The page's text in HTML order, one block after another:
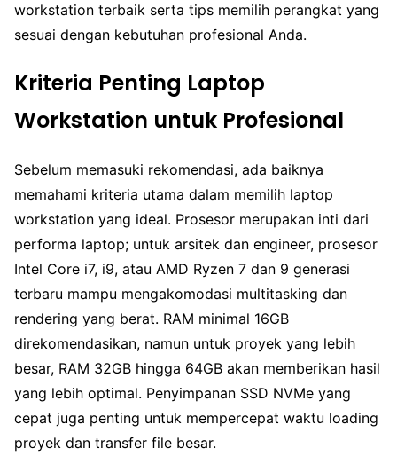
workstation terbaik serta tips memilih perangkat yang
sesuai dengan kebutuhan profesional Anda.
Kriteria Penting Laptop
Workstation untuk Profesional
Sebelum memasuki rekomendasi, ada baiknya
memahami kriteria utama dalam memilih laptop
workstation yang ideal. Prosesor merupakan inti dari
performa laptop; untuk arsitek dan engineer, prosesor
Intel Core i7, i9, atau AMD Ryzen 7 dan 9 generasi
terbaru mampu mengakomodasi multitasking dan
rendering yang berat. RAM minimal 16GB
direkomendasikan, namun untuk proyek yang lebih
besar, RAM 32GB hingga 64GB akan memberikan hasil
yang lebih optimal. Penyimpanan SSD NVMe yang
cepat juga penting untuk mempercepat waktu loading
proyek dan transfer file besar.